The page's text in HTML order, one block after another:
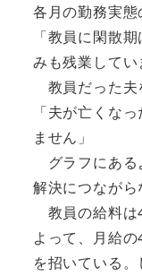
各月の勤務実
「教員に閑散
みも残業してい
教員だった夫
「夫が亡くな
ません」
グラフにある
解決につながら
教員の給料は
よって、月給
を招いている